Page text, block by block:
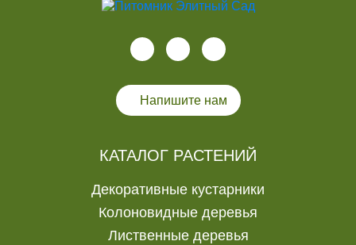
Напишите нам
КАТАЛОГ РАСТЕНИЙ
Декоративные кустарники
Колоновидные деревья
Лиственные деревья